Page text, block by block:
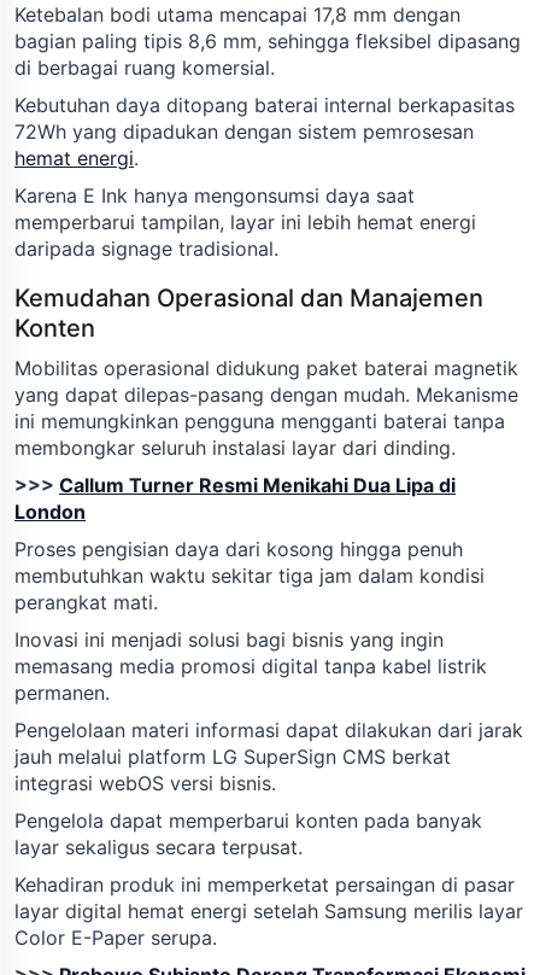
Ketebalan bodi utama mencapai 17,8 mm dengan
bagian paling tipis 8,6 mm, sehingga fleksibel dipasang
di berbagai ruang komersial.
Kebutuhan daya ditopang baterai internal berkapasitas
72Wh yang dipadukan dengan sistem pemrosesan
hemat energi.
Karena E Ink hanya mengonsumsi daya saat
memperbarui tampilan, layar ini lebih hemat energi
daripada signage tradisional.
Kemudahan Operasional dan Manajemen
Konten
Mobilitas operasional didukung paket baterai magnetik
yang dapat dilepas-pasang dengan mudah. Mekanisme
ini memungkinkan pengguna mengganti baterai tanpa
membongkar seluruh instalasi layar dari dinding.
>>> Callum Turner Resmi Menikahi Dua Lipa di
London
Proses pengisian daya dari kosong hingga penuh
membutuhkan waktu sekitar tiga jam dalam kondisi
perangkat mati.
Inovasi ini menjadi solusi bagi bisnis yang ingin
memasang media promosi digital tanpa kabel listrik
permanen.
Pengelolaan materi informasi dapat dilakukan dari jarak
jauh melalui platform LG SuperSign CMS berkat
integrasi webOS versi bisnis.
Pengelola dapat memperbarui konten pada banyak
layar sekaligus secara terpusat.
Kehadiran produk ini memperketat persaingan di pasar
layar digital hemat energi setelah Samsung merilis layar
Color E-Paper serupa.